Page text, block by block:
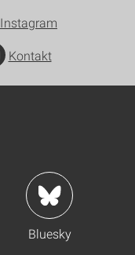
Instagram
Kontakt
Bluesky